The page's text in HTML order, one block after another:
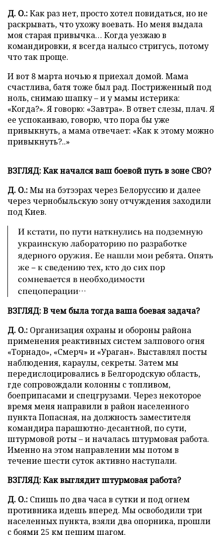
Д. О.:Как раз нет, просто хотел повидаться, но не
раскрывать, что ухожу воевать. Но меня выдала
моя старая привычка… Когда уезжаю в
командировки, я всегда налысо стригусь, потому
что так проще.
И вот 8 марта ночью я приехал домой. Мама
счастлива, батя тоже был рад. Постриженный под
ноль, снимаю шапку – и у мамы истерика:
«Когда?». Я говорю: «Завтра». В ответ слезы, плач. Я
ее успокаиваю, говорю, что пора бы уже
привыкнуть, а мама отвечает: «Как к этому можно
привыкнуть?..»
ВЗГЛЯД: Как начался ваш боевой путь в зоне СВО?
Д. О.:Мы на бэтээрах через Белоруссию и далее
через чернобыльскую зону отчуждения заходили
под Киев.
И кстати, по пути наткнулись на подземную
украинскую лабораторию по разработке
ядерного оружия. Ее нашли мои ребята. Опять
же – к сведению тех, кто до сих пор
сомневается в необходимости
спецоперации…
ВЗГЛЯД: В чем была тогда ваша боевая задача?
Д. О.: Организация охраны и обороны района
применения реактивных систем залпового огня
«Торнадо», «Смерч» и «Ураган». Выставлял посты
наблюдения, караулы, секреты. Затем мы
передислоцировались в Белгородскую область,
где сопровождали колонны с топливом,
боеприпасами и спецгрузами. Через некоторое
время меня направили в район населенного
пункта Попасная, на должность заместителя
командира парашютно-десантной, по сути,
штурмовой роты – и началась штурмовая работа.
Именно на этом направлении мы потом в
течение шести суток активно наступали.
ВЗГЛЯД: Как выглядит штурмовая работа?
Д. О.: Спишь по два часа в сутки и под огнем
противника идешь вперед. Мы освободили три
населенных пункта, взяли два опорника, прошли
с боями 25 км пешим шагом.